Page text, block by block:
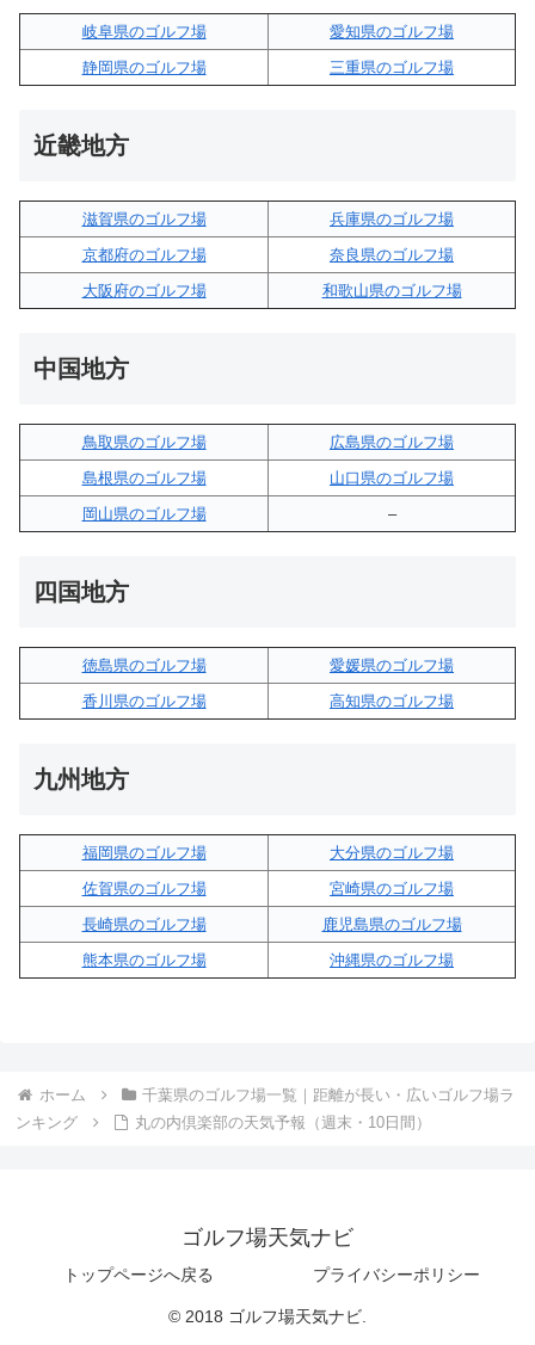
岐阜県のゴルフ場
愛知県のゴルフ場
静岡県のゴルフ場
三重県のゴルフ場
近畿地方
滋賀県のゴルフ場
兵庫県のゴルフ場
京都府のゴルフ場
奈良県のゴルフ場
大阪府のゴルフ場
和歌山県のゴルフ場
中国地方
鳥取県のゴルフ場
広島県のゴルフ場
島根県のゴルフ場
山口県のゴルフ場
岡山県のゴルフ場
–
四国地方
徳島県のゴルフ場
愛媛県のゴルフ場
香川県のゴルフ場
高知県のゴルフ場
九州地方
福岡県のゴルフ場
大分県のゴルフ場
佐賀県のゴルフ場
宮崎県のゴルフ場
長崎県のゴルフ場
鹿児島県のゴルフ場
熊本県のゴルフ場
沖縄県のゴルフ場
ホーム
千葉県のゴルフ場一覧｜距離が長い・広いゴルフ場ラ
ンキング
丸の内倶楽部の天気予報（週末・10日間）
ゴルフ場天気ナビ
トップページへ戻る プライバシーポリシー
© 2018 ゴルフ場天気ナビ.